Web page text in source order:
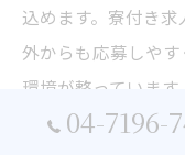
込めます。寮付き
外からも応募しや
環境が整っています。
また、寮完備求人
04-7196-